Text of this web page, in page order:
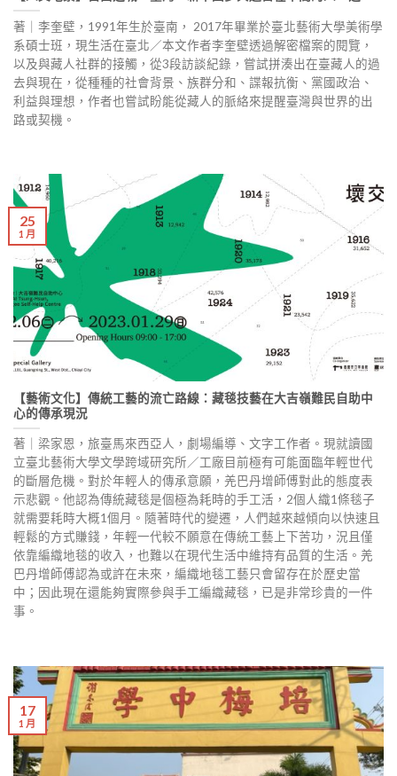
著｜李奎壁，1991年生於臺南， 2017年畢業於臺北藝術大學美術學
系碩士班，現生活在臺北／本文作者李奎壁透過解密檔案的閱覽，
以及與藏人社群的接觸，從3段訪談紀錄，嘗試拼湊出在臺藏人的過
去與現在，從種種的社會背景、族群分和、諜報抗衡、黨國政治、
利益與理想，作者也嘗試盼能從藏人的脈絡來提醒臺灣與世界的出
路或契機。
【藝術文化】傳統工藝的流亡路線：藏毯技藝在大吉嶺難民自助中
心的傳承現況
著｜梁家恩，旅臺馬來西亞人，劇場編導、文字工作者。現就讀國
立臺北藝術大學文學跨域研究所／工廠目前極有可能面臨年輕世代
的斷層危機。對於年輕人的傳承意願，羌巴丹增師傅對此的態度表
示悲觀。他認為傳統藏毯是個極為耗時的手工活，2個人織1條毯子
就需要耗時大概1個月。隨著時代的變遷，人們越來越傾向以快速且
輕鬆的方式賺錢，年輕一代較不願意在傳統工藝上下苦功，況且僅
依靠編織地毯的收入，也難以在現代生活中維持有品質的生活。羌
巴丹增師傅認為或許在未來，編織地毯工藝只會留存在於歷史當
中；因此現在還能夠實際參與手工編織藏毯，已是非常珍貴的一件
事。
25
1 月
17
1 月